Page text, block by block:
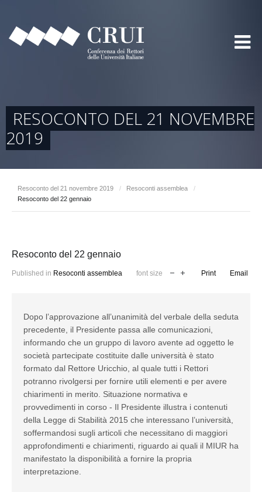
RESOCONTO DEL 21 NOVEMBRE
2019
Resoconto del 21 novembre 2019 / Resoconti assemblea
/
Resoconto del 22 gennaio
Resoconto del 22 gennaio
Published in Resoconti assemblea font size Print Email
Dopo l’approvazione all’unanimità del verbale della seduta
precedente, il Presidente passa alle comunicazioni,
informando che un gruppo di lavoro avente ad oggetto le
società partecipate costituite dalle università è stato
formato dal Rettore Uricchio, al quale tutti i Rettori
potranno rivolgersi per fornire utili elementi e per avere
chiarimenti in merito. Situazione normativa e
provvedimenti in corso - Il Presidente illustra i contenuti
della Legge di Stabilità 2015 che interessano l’università,
soffermandosi sugli articoli che necessitano di maggiori
approfondimenti e chiarimenti, riguardo ai quali il MIUR ha
manifestato la disponibilità a fornire la propria
interpretazione.